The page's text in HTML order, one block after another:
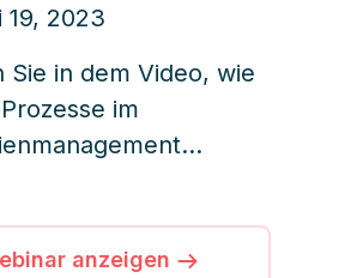
19, 2023
Sie in dem Video, wie
im
anzeigen